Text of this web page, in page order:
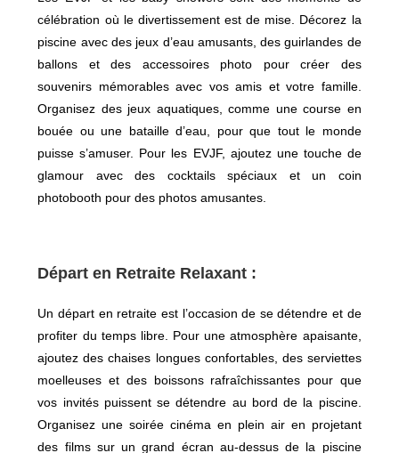
célébration où le divertissement est de mise. Décorez la
piscine avec des jeux d’eau amusants, des guirlandes de
ballons et des accessoires photo pour créer des
souvenirs mémorables avec vos amis et votre famille.
Organisez des jeux aquatiques, comme une course en
bouée ou une bataille d’eau, pour que tout le monde
puisse s’amuser. Pour les EVJF, ajoutez une touche de
glamour avec des cocktails spéciaux et un coin
photobooth pour des photos amusantes.
Départ en Retraite Relaxant :
Un départ en retraite est l’occasion de se détendre et de
profiter du temps libre. Pour une atmosphère apaisante,
ajoutez des chaises longues confortables, des serviettes
moelleuses et des boissons rafraîchissantes pour que
vos invités puissent se détendre au bord de la piscine.
Organisez une soirée cinéma en plein air en projetant
des films sur un grand écran au-dessus de la piscine